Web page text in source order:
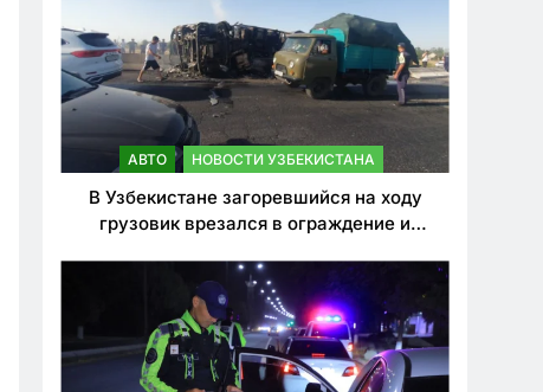
АВТО НОВОСТИ УЗБЕКИСТАНА
В Узбекистане загоревшийся на ходу
грузовик врезался в ограждение и